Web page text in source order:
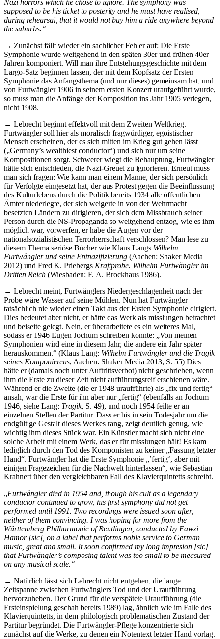
Nazi horrors which he chose to ignore. The symphony was
supposed to be his ticket to posterity and he must have realised,
during rehearsal, that it would not buy him a ride anywhere beyond
the suburbs.“
→ Zunächst fällt wieder ein sachlicher Fehler auf: Die Erste
Symphonie wurde weitgehend in den späten 30er und frühen 40er
Jahren komponiert. Will man ihre Entstehungsgeschichte mit dem
Largo-Satz beginnen lassen, der mit dem Kopfsatz der Ersten
Symphonie das Anfangsthema (und nur dieses) gemeinsam hat, und
von Furtwängler 1906 in seinem ersten Konzert uraufgeführt wurde,
so muss man die Anfänge der Komposition ins Jahr 1905 verlegen,
nicht 1908.
→ Lebrecht beginnt effektvoll mit dem Zweiten Weltkrieg.
Furtwängler soll hier als moralisch fragwürdiger, egoistischer
Mensch erscheinen, der es sich mitten im Krieg gut gehen lässt
(„Germany’s wealthiest conductor“) und sich nur um seine
Kompositionen sorgt. Schwerer wiegt die Behauptung, Furtwängler
hätte sich entschieden, die Nazi-Greuel zu ignorieren. Erneut muss
man sich fragen: Wie kann man einem Manne, der sich persönlich
für Verfolgte eingesetzt hat, der aus Protest gegen die Beeinflussung
des Kulturlebens durch die Politik bereits 1934 alle öffentlichen
Ämter niederlegte, der sich weigerte in von der Wehrmacht
besetzten Ländern zu dirigieren, der sich dem Missbrauch seiner
Person durch die NS-Propaganda so weitgehend entzog, wie es ihm
möglich war, vorwerfen, er habe die Augen vor der
nationalsozialistischen Terrorherrschaft verschlossen? Man lese zu
diesem Thema seriöse Bücher wie Klaus Langs Wilhelm
Furtwängler und seine Entnazifizierung (Aachen: Shaker Media
2012) und Fred K. Priebergs Kraftprobe. Wilhelm Furtwängler im
Dritten Reich (Wiesbaden: F. A. Brockhaus 1986).
→ Lebrecht meint, Furtwänglers Niedergeschlagenheit nach der
Probe wäre Wasser auf seine Mühlen. Nun hat Furtwängler
tatsächlich nie wieder einen Takt aus der Ersten Symphonie dirigiert.
Dies bedeutet aber nicht, er hätte das Werk als misslungen betrachtet
und beiseite gelegt. Nein, er überarbeitete es ein weiteres Mal,
sodass er 1946 Eugen Jochum schreiben konnte: „Von meinen
Symphonien wird eine in diesem Jahr, die andere ein Jahr später
herauskommen.“ (Klaus Lang: Wilhelm Furtwängler und die Tragik
seines Komponierens, Aachen: Shaker Media 2013, S. 55) Dies
hätte er (damals noch unter Auftrittsverbot) nicht geschrieben, wenn
ihm die Erste zu dieser Zeit nicht aufführungsreif erschienen wäre.
Während er die Zweite (die er 1948 uraufführte) als „fix und fertig“
ansah, war die Erste für ihn aber nur „fertig“ (ebenfalls an Jochum
1946, siehe Lang: Tragik, S. 49), und noch 1954 feilte er an
einzelnen Stellen der Partitur. Dass er bis in sein Todesjahr um die
endgültige Gestalt dieses Werkes rang, zeigt deutlich genug, wie
wichtig ihm dieses Stück war. Ein Künstler macht sich nicht eine
solche Arbeit mit einem Werk, das er für misslungen hält! Es kam
lediglich durch den Tod des Komponisten zu keiner „Fassung letzter
Hand“. Furtwängler hat die Erste Symphonie „’fertig‘, aber mit
einigen Fragezeichen für die Nachwelt hinterlassen“, wie Sebastian
Krahnert über den vergleichbaren Fall des Klavierquintetts schreibt.
„Furtwängler died in 1954 and, though his cult as a legendary
conductor continued to grow, his first symphony did not get
performed until 1991. Two recordings were issued soon after,
neither of them convincing. I was hoping for more from the
Württemberg Philharmonie of Reutlingen, conducted by Fawzi
Hamor [sic], on a label that performs noble service to German
music, great and small. It soon confirmed my long impresion [sic]
that Furtwängler’s composing talent was too small to be measured
on any musical scale.“
→ Natürlich lässt sich Lebrecht nicht entgehen, die lange
Zeitspanne zwischen Furtwänglers Tod und der Uraufführung
hervorzuheben. Der Grund für die verspätete Uraufführung (die
Ersteinspielung geschah bereits 1989) lag, ähnlich wie im Falle des
Klavierquintetts, in dem philologisch problematischen Zustand der
Partitur begründet. Die Furtwängler-Pflege konzentrierte sich
zunächst auf die Werke, zu denen ein Notentext letzter Hand vorlag.